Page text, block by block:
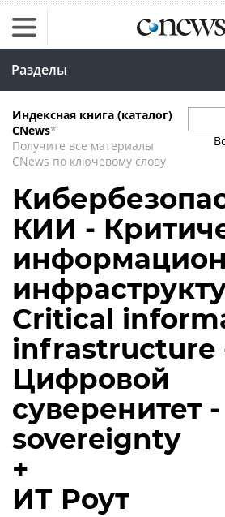
Разделы
Индексная книга (каталог)
CNews*
Получите все материалы
CNews по ключевому слову
КИИ -
Critical
infrastructure
Цифровой
суверенитет
sovereignty
+
ИТ Роут